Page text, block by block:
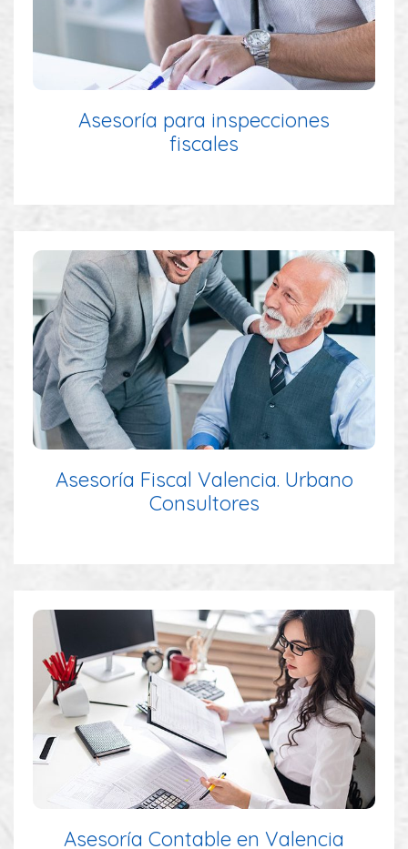
Asesoría para inspecciones
fiscales
Asesoría Fiscal Valencia. Urbano
Consultores
Asesoría Contable en Valencia